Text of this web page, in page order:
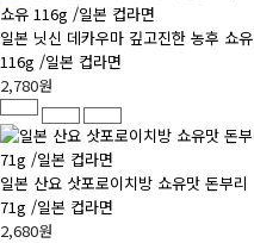
일본 닛신 데카우마 깊고진한 농후 쇼유
116g /일본 컵라면
2,780원
일본 산요 삿포로이치방 쇼유맛 돈부리
71g /일본 컵라면
2,680원